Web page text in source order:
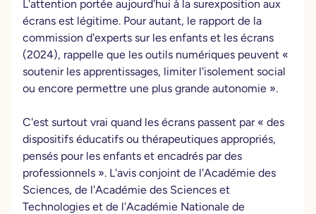
L'attention portée aujourd'hui à la surexposition aux
écrans est légitime. Pour autant, le rapport de la
commission d'experts sur les enfants et les écrans
(2024), rappelle que les outils numériques peuvent «
soutenir les apprentissages, limiter l'isolement social
ou encore permettre une plus grande autonomie ».
C'est surtout vrai quand les écrans passent par « des
dispositifs éducatifs ou thérapeutiques appropriés,
pensés pour les enfants et encadrés par des
professionnels ». L'avis conjoint de l'Académie des
Sciences, de l'Académie des Sciences et
Technologies et de l'Académie Nationale de